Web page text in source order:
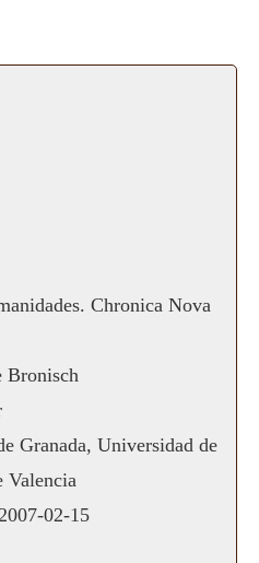
Chronica Nova
Bronisch
Granada, Universidad de
Valencia
02-15